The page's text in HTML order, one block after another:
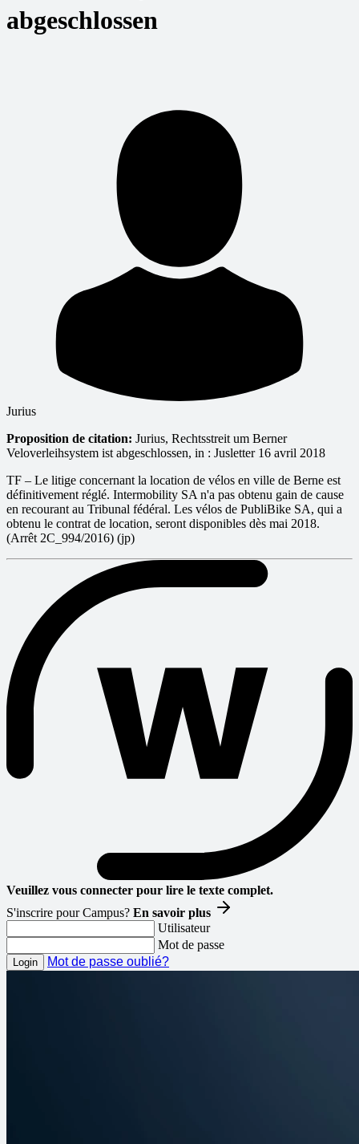
abgeschlossen
Jurius
Proposition de citation: Jurius, Rechtsstreit um Berner
Veloverleihsystem ist abgeschlossen, in : Jusletter 16 avril 2018
TF – Le litige concernant la location de vélos en ville de Berne est
définitivement réglé. Intermobility SA n'a pas obtenu gain de cause
en recourant au Tribunal fédéral. Les vélos de PubliBike SA, qui a
obtenu le contrat de location, seront disponibles dès mai 2018.
(Arrêt 2C_994/2016) (jp)
Veuillez vous connecter pour lire le texte complet.
S'inscrire pour Campus? En savoir plus
Utilisateur
Mot de passe
Mot de passe oublié?